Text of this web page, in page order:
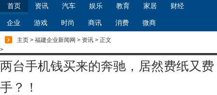
首页 资讯 汽车 娱乐 教育 家居 财经
企业 游戏 时尚 商讯 消费 微商
主页 > 福建企业新闻网 > 资讯 > 正文
>
两台手机钱买来的奔驰，居然费纸又费
手？！